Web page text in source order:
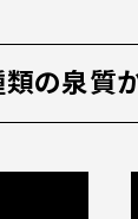
の泉質